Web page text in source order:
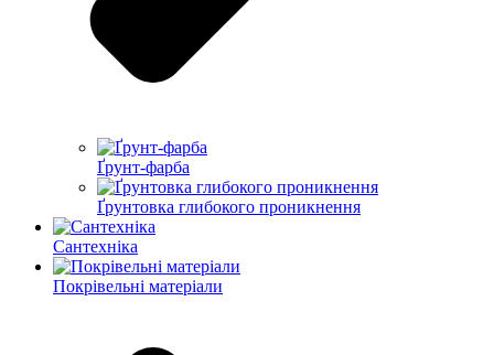
Ґрунт-фарба
Ґрунтовка глибокого проникнення
Сантехніка
Покрівельні матеріали